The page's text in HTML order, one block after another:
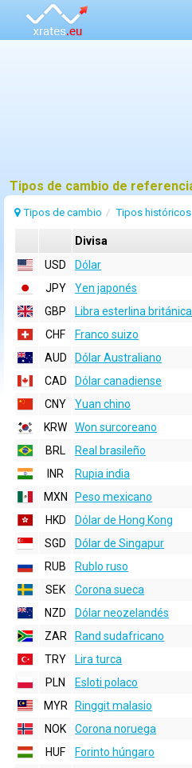
Tipos de cambio Tipos históricos
Divisa
USD
Dólar
JPY
Yen japonés
GBP
Libra esterlina británica
CHF
Franco suizo
AUD
Dólar Australiano
CAD
Dólar canadiense
CNY
Yuan chino
KRW
Won surcoreano
BRL
Real brasileño
INR
Rupia india
MXN
Peso mexicano
HKD
Dólar de Hong Kong
SGD
Dólar de Singapur
RUB
Rublo ruso
SEK
Corona sueca
NZD
Dólar neozelandés
ZAR
Rand sudafricano
TRY
Lira turca
PLN
Esloti polaco
MYR
Ringgit malasio
NOK
Corona noruega
HUF
Forinto húngaro